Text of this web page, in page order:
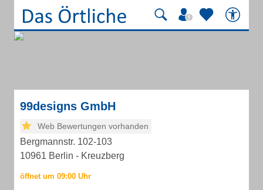
99designs GmbH
Web Bewertungen vorhanden
Bergmannstr. 102-103
10961 Berlin - Kreuzberg